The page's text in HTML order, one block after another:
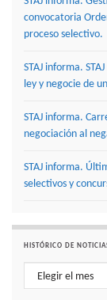
convocatoria
proceso selectivo.
STAJ informa.
ley y negocie de
STAJ informa.
negociación al
STAJ informa.
selectivos y
HISTÓRICO DE
Histórico de noticias